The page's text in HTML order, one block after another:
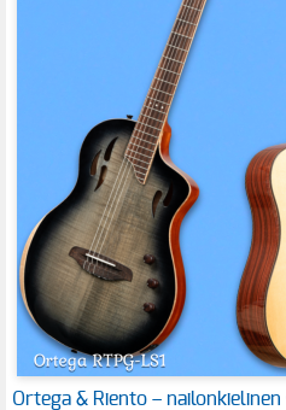
Ortega & Riento –